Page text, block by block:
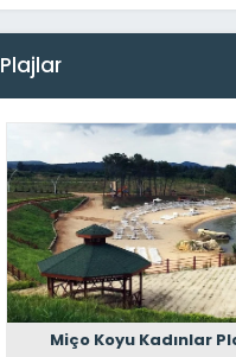
Plajlar
Miço Koyu Kadınlar